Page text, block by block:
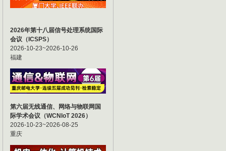
2026年第十八届信号处理系统国际
会议（ICSPS）
2026-10-23~2026-10-26
福建
第六届无线通信、网络与物联网国
际学术会议（WCNIoT 2026）
2026-10-23~2026-08-25
重庆